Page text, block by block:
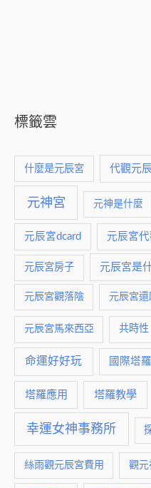
標籤雲
什麼是元辰宮 代觀元
元神宮 元神是什麼
元辰宮dcard 元辰宮代
元辰宮房子 元辰宮是
元辰宮觀落陰 元辰宮還
元辰宮馬來西亞 共時性
命運好好玩 國際塔羅
塔羅應用 塔羅教學
幸運女神事務所
絲雨觀元辰宮費用 觀元